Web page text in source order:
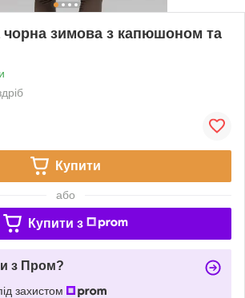
чорна зимова з капюшоном та
Купити
або
Купити з
з Пром?
захистом